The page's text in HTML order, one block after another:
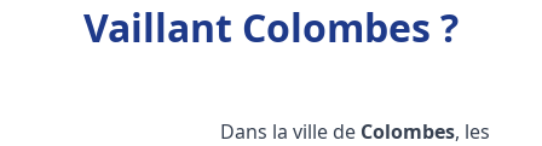
Vaillant Colombes ?
Dans la ville de Colombes, les